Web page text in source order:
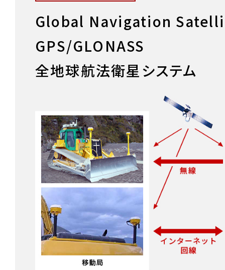
Global Navigation
GPS/GLONASS
全地球航法衛星システム